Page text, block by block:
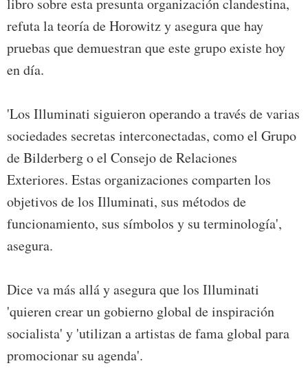
refuta la teoría de Horowitz y asegura que hay
pruebas que demuestran que este grupo existe hoy
en día.
'Los Illuminati siguieron operando a través de varias
sociedades secretas interconectadas, como el Grupo
de Bilderberg o el Consejo de Relaciones
Exteriores. Estas organizaciones comparten los
objetivos de los Illuminati, sus métodos de
funcionamiento, sus símbolos y su terminología',
asegura.
Dice va más allá y asegura que los Illuminati
'quieren crear un gobierno global de inspiración
socialista' y 'utilizan a artistas de fama global para
promocionar su agenda'.